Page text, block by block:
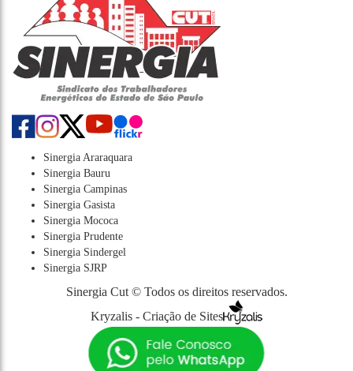
Sinergia Araraquara
Sinergia Bauru
Sinergia Campinas
Sinergia Gasista
Sinergia Mococa
Sinergia Prudente
Sinergia Sindergel
Sinergia SJRP
Sinergia Cut © Todos os direitos reservados.
Kryzalis - Criação de Sites